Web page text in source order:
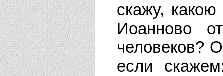
скажу,
Иоанново
человеков?
если